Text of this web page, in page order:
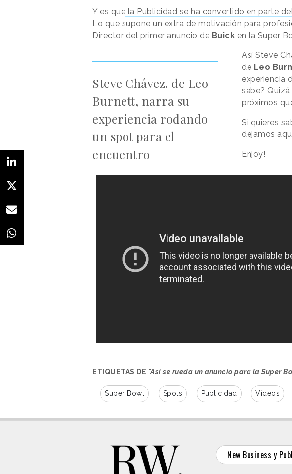
Y es que la Publicidad se ha convertido en parte
Lo que supone un extra de motivación para
Director del primer anuncio de Buick en la Super
Steve Chávez, de Leo
Burnett, narra su
experiencia rodando
un spot para el
encuentro
Así Steve
de Leo
experiencia
sabe?
próximos
Si quieres
dejamos
Enjoy!
ETIQUETAS DE "Así se rueda un anuncio para la Super
Super Bowl Spots Publicidad Vídeos
New Business y